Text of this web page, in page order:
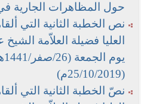
حول المظاهرات الجارية
نص الخطبة الثانية التي
العليا فضيلة العلاّمة
(25/10/2019م)
نصّ الخطبة الثانية التي